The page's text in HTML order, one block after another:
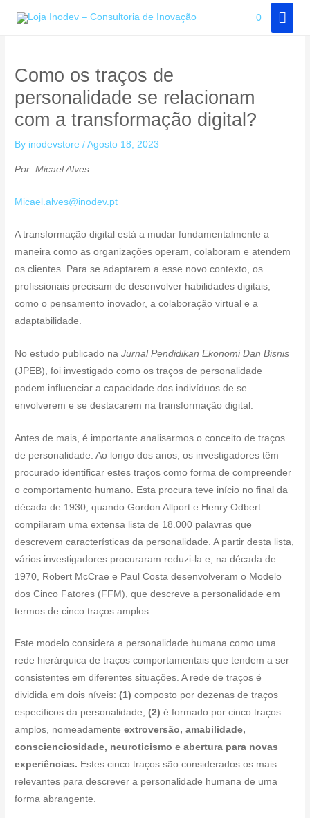
0
Como os traços de
personalidade se relacionam
com a transformação digital?
By inodevstore/Agosto 18, 2023
Por Micael Alves
Micael.alves@inodev.pt
A transformação digital está a mudar fundamentalmente a
maneira como as organizações operam, colaboram e atendem
os clientes. Para se adaptarem a esse novo contexto, os
profissionais precisam de desenvolver habilidades digitais,
como o pensamento inovador, a colaboração virtual e a
adaptabilidade.
No estudo publicado naJurnal Pendidikan Ekonomi Dan Bisnis
(JPEB), foi investigado como os traços de personalidade
podem influenciar a capacidade dos indivíduos de se
envolverem e se destacarem na transformação digital.
Antes de mais, é importante analisarmos o conceito de traços
de personalidade. Ao longo dos anos, os investigadores têm
procurado identificar estes traços como forma de compreender
o comportamento humano. Esta procura teve início no final da
década de 1930, quando Gordon Allport e Henry Odbert
compilaram uma extensa lista de 18.000 palavras que
descrevem características da personalidade. A partir desta lista,
vários investigadores procuraram reduzi-la e, na década de
1970, Robert McCrae e Paul Costa desenvolveram o Modelo
dos Cinco Fatores (FFM), que descreve a personalidade em
termos de cinco traços amplos.
Este modelo considera a personalidade humana como uma
rede hierárquica de traços comportamentais que tendem a ser
consistentes em diferentes situações. A rede de traços é
dividida em dois níveis:(1) composto por dezenas de traços
específicos da personalidade;(2) é formado por cinco traços
amplos, nomeadamenteextroversão, amabilidade,
conscienciosidade, neuroticismo e abertura para novas
experiências. Estes cinco traços são considerados os mais
relevantes para descrever a personalidade humana de uma
forma abrangente.